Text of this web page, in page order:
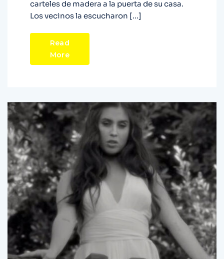
carteles de madera a la puerta de su casa.
Los vecinos la escucharon […]
Read
More